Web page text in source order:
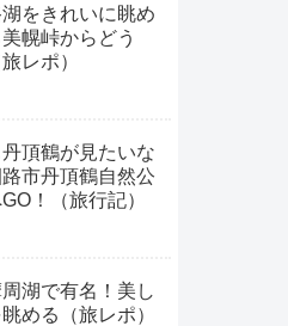
をきれいに眺め
幌峠からどう
レポ）
頂鶴が見たいな
市丹頂鶴自然公
！（旅行記）
湖で有名！美し
める（旅レポ）